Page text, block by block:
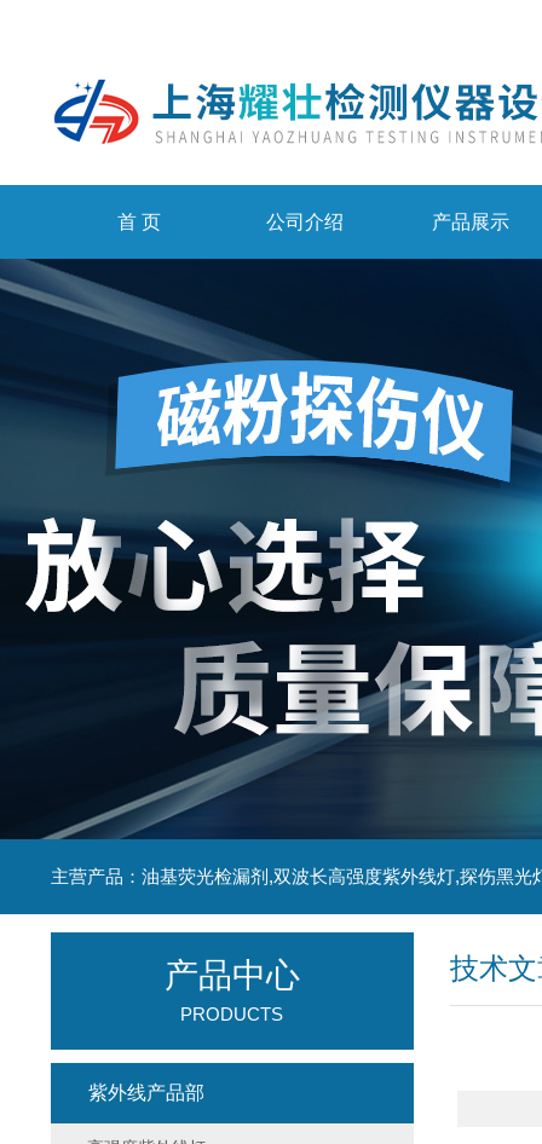
首 页 公司介绍 产品展示
主营产品：油基荧光检漏剂,双波长高强度紫外线灯,探伤黑光
技术
产品中心
PRODUCTS
紫外线产品部